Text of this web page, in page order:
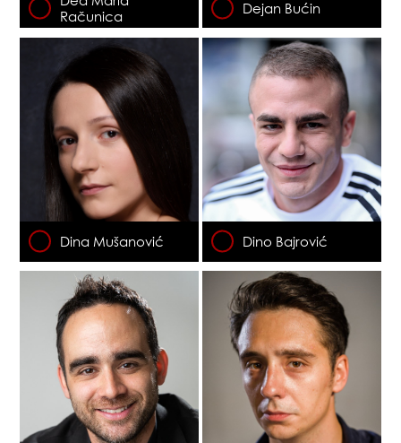
Računica
Dejan Bućin
Dina Mušanović Dino Bajrović